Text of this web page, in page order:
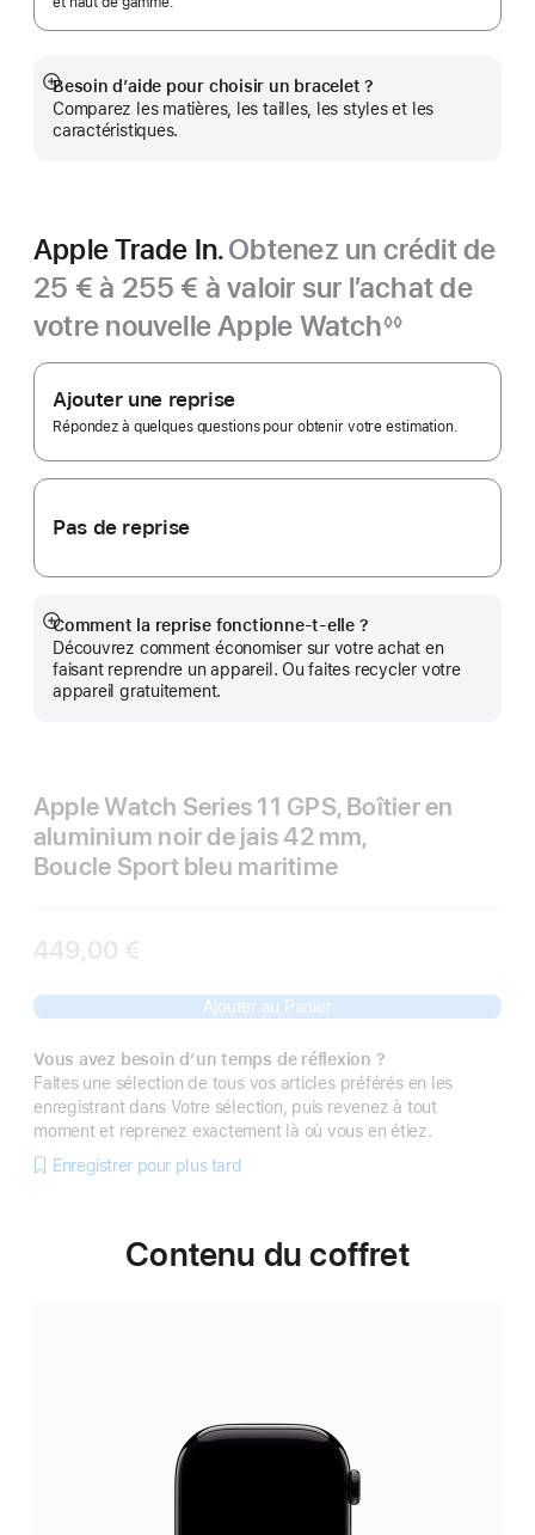
Besoin d’aide pour choisir un bracelet ?
Comparez les matières, les tailles, les styles et les
caractéristiques.
Afficher
plus
Apple Trade In.Obtenez un crédit de
25 € à 255 € à valoir sur l’achat de
votre nouvelle Apple Watch
de
de
page
◊◊
Apple
Trade In.
Ajouter une reprise
Répondez à quelques questions pour obtenir votre estimation.
Pas de reprise
Comment la reprise fonctionne-t-elle ?
Découvrez comment économiser sur votre achat en
faisant reprendre un appareil. Ou faites recycler votre
appareil gratuitement.
Afficher
plus
Apple Watch Series 11 GPS, Boîtier en
aluminium noir de jais 42 mm,
Boucle Sport bleu maritime
449,00 €
Ajouter au Panier
Vous avez besoin d’un temps de réflexion ?
Faites une sélection de tous vos articles préférés en les
enregistrant dans Votre sélection, puis revenez à tout
moment et reprenez exactement là où vous en étiez.
Enregistrer pour plus tard
Contenu du coffret